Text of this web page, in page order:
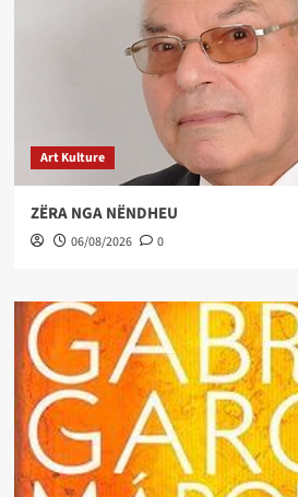
Art Kulture
ZËRA NGA NËNDHEU
06/08/2026 0